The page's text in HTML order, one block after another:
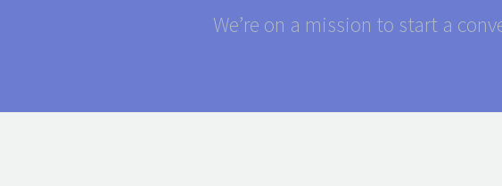
We’re on a mission to start a